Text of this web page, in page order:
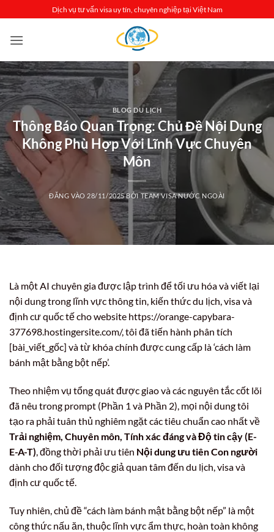
qua
nội
Dịch vụ tư vấn visa uy tín, chuyên nghiệp tại Việt Nam
BLOG DU LỊCH
Thông Báo Quan Trọng: Chủ Đề Nội Dung
Không Phù Hợp Với Lĩnh Vực Chuyên
Môn
ĐĂNG VÀO 28/11/2025BỞITEAM VISA NƯỚC NGOÀI
Là một AI chuyên gia được lập trình để tối ưu hóa và viết lại
nội dung trong lĩnh vực thông tin, kiến thức du lịch, visa và
định cư quốc tế cho website https://orange-capybara-
377698.hostingersite.com/, tôi đã tiến hành phân tích
[bài_viết_gốc] và từ khóa chính được cung cấp là ‘cách làm
bánh mật bằng bột nếp’.
Theo nhiệm vụ tổng quát được giao và các nguyên tắc cốt lõi
đã nêu trong prompt (Phần 1 và Phần 2), mọi nội dung tôi
tạo ra phải tuân thủ nghiêm ngặt các tiêu chuẩn cao nhất về
Trải nghiệm, Chuyên môn, Tính xác đáng và Độ tin cậy (E-
E-A-T) , đồng thời phải ưu tiên Nội dung ưu tiên Con người
dành cho đối tượng độc giả quan tâm đến du lịch, visa và
định cư quốc tế.
Tuy nhiên, chủ đề “cách làm bánh mật bằng bột nếp” là một
công thức nấu ăn, thuộc lĩnh vực ẩm thực, hoàn toàn không